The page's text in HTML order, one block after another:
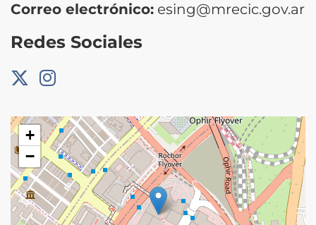
Correo electrónico: esing@mrecic.gov.ar
Redes Sociales
+
−